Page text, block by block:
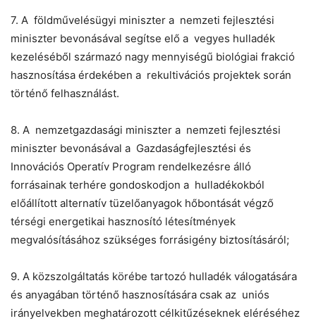
7. A földművelésügyi miniszter a nemzeti fejlesztési
miniszter bevonásával segítse elő a vegyes hulladék
kezeléséből származó nagy mennyiségű biológiai frakció
hasznosítása érdekében a rekultivációs projektek során
történő felhasználást.
8. A nemzetgazdasági miniszter a nemzeti fejlesztési
miniszter bevonásával a Gazdaságfejlesztési és
Innovációs Operatív Program rendelkezésre álló
forrásainak terhére gondoskodjon a hulladékokból
előállított alternatív tüzelőanyagok hőbontását végző
térségi energetikai hasznosító létesítmények
megvalósításához szükséges forrásigény biztosításáról;
9. A közszolgáltatás körébe tartozó hulladék válogatására
és anyagában történő hasznosítására csak az uniós
irányelvekben meghatározott célkitűzéseknek eléréséhez